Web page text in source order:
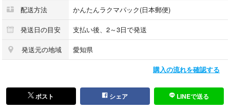
配送方法 かんたんラクマパック(日本郵便)
発送日の目安 支払い後、2～3日で発送
発送元の地域 愛知県
購入の流れを確認する
ポスト シェア LINEで送る